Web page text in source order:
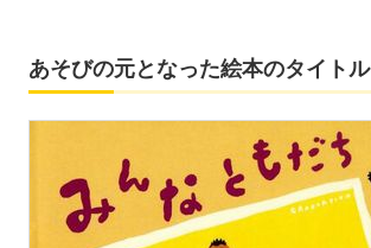
あそびの元となった絵本のタイトル